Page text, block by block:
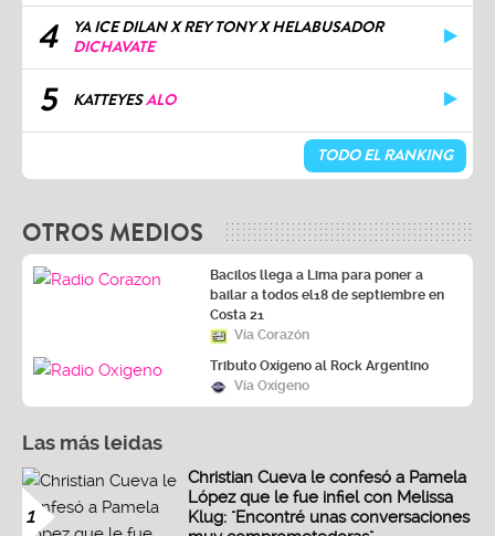
4
YA ICE DILAN X REY TONY X HELABUSADOR
DICHAVATE
5 KATTEYESALO
TODO EL RANKING
OTROS MEDIOS
Bacilos llega a Lima para poner a
bailar a todos el18 de septiembre en
Costa 21
Vía Corazón
Tributo Oxígeno al Rock Argentino
Vía Oxígeno
Las más leidas
1
Christian Cueva le confesó a Pamela
López que le fue infiel con Melissa
Klug: "Encontré unas conversaciones